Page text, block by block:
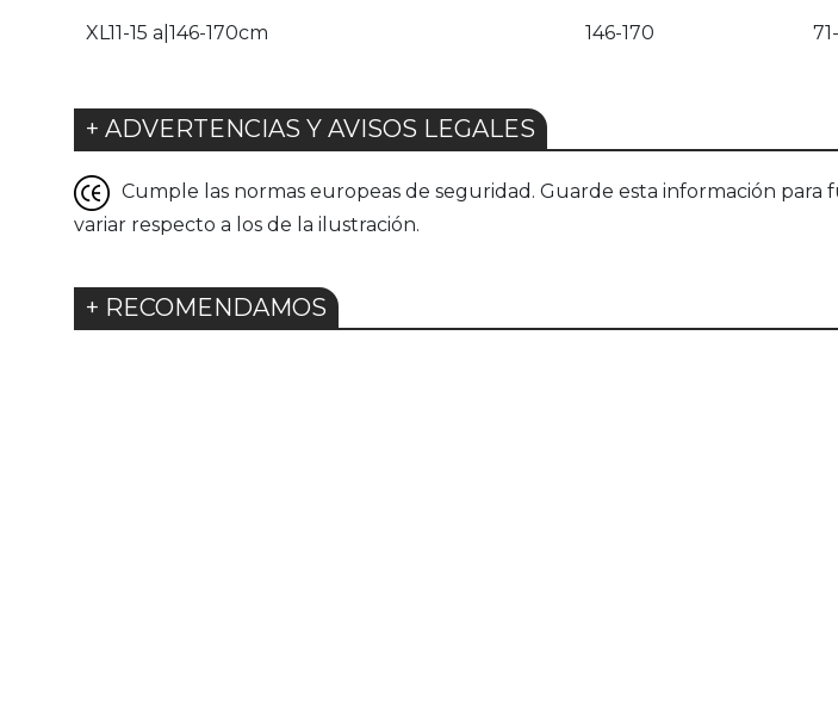
XL11-15 a|146-170cm 146-170
+ ADVERTENCIAS Y AVISOS LEGALES
Cumple las normas europeas de seguridad. Guarde esta información
variar respecto a los de la ilustración.
+ RECOMENDAMOS